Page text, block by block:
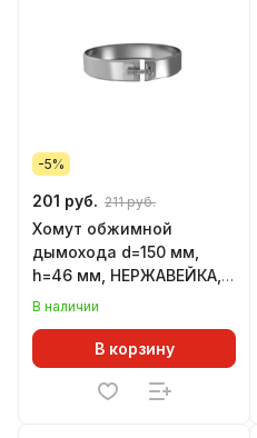
-5%
201 руб. 211 руб.
Хомут обжимной
дымохода d=150 мм,
h=46 мм, НЕРЖАВЕЙКА,
(GS)
В наличии
В корзину